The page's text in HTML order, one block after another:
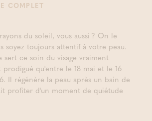
COMPLET
du soleil, vous aussi ? On le
soyez toujours attentif à votre peau.
sert ce soin du visage vraiment
prodigué qu'entre le 18 mai et le 16
Il régénère la peau après un bain de
profiter d'un moment de quiétude